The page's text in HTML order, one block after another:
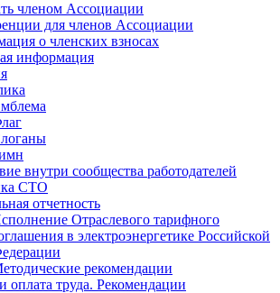
членом Ассоциации
для членов Ассоциации
о членских взносах
информация
внутри сообщества работодателей
СТО
отчетность
Отраслевого тарифного
в электроэнергетике Российской
рекомендации
оплата труда. Рекомендации